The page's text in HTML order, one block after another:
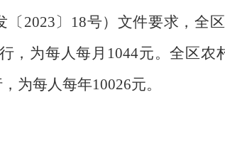
〔 2023〕 18号）文件要求，全
，为每人每月 1044元。全区农
为每人每年10026元。